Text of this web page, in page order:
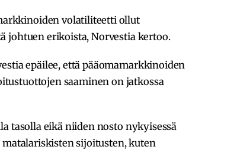
volatiliteetti ollut
johtuen erikoista, Norvestia kertoo.
epäilee, että pääomamarkkinoiden
saaminen on jatkossa
tasolla eikä niiden nosto nykyisessä
sijoitusten, kuten